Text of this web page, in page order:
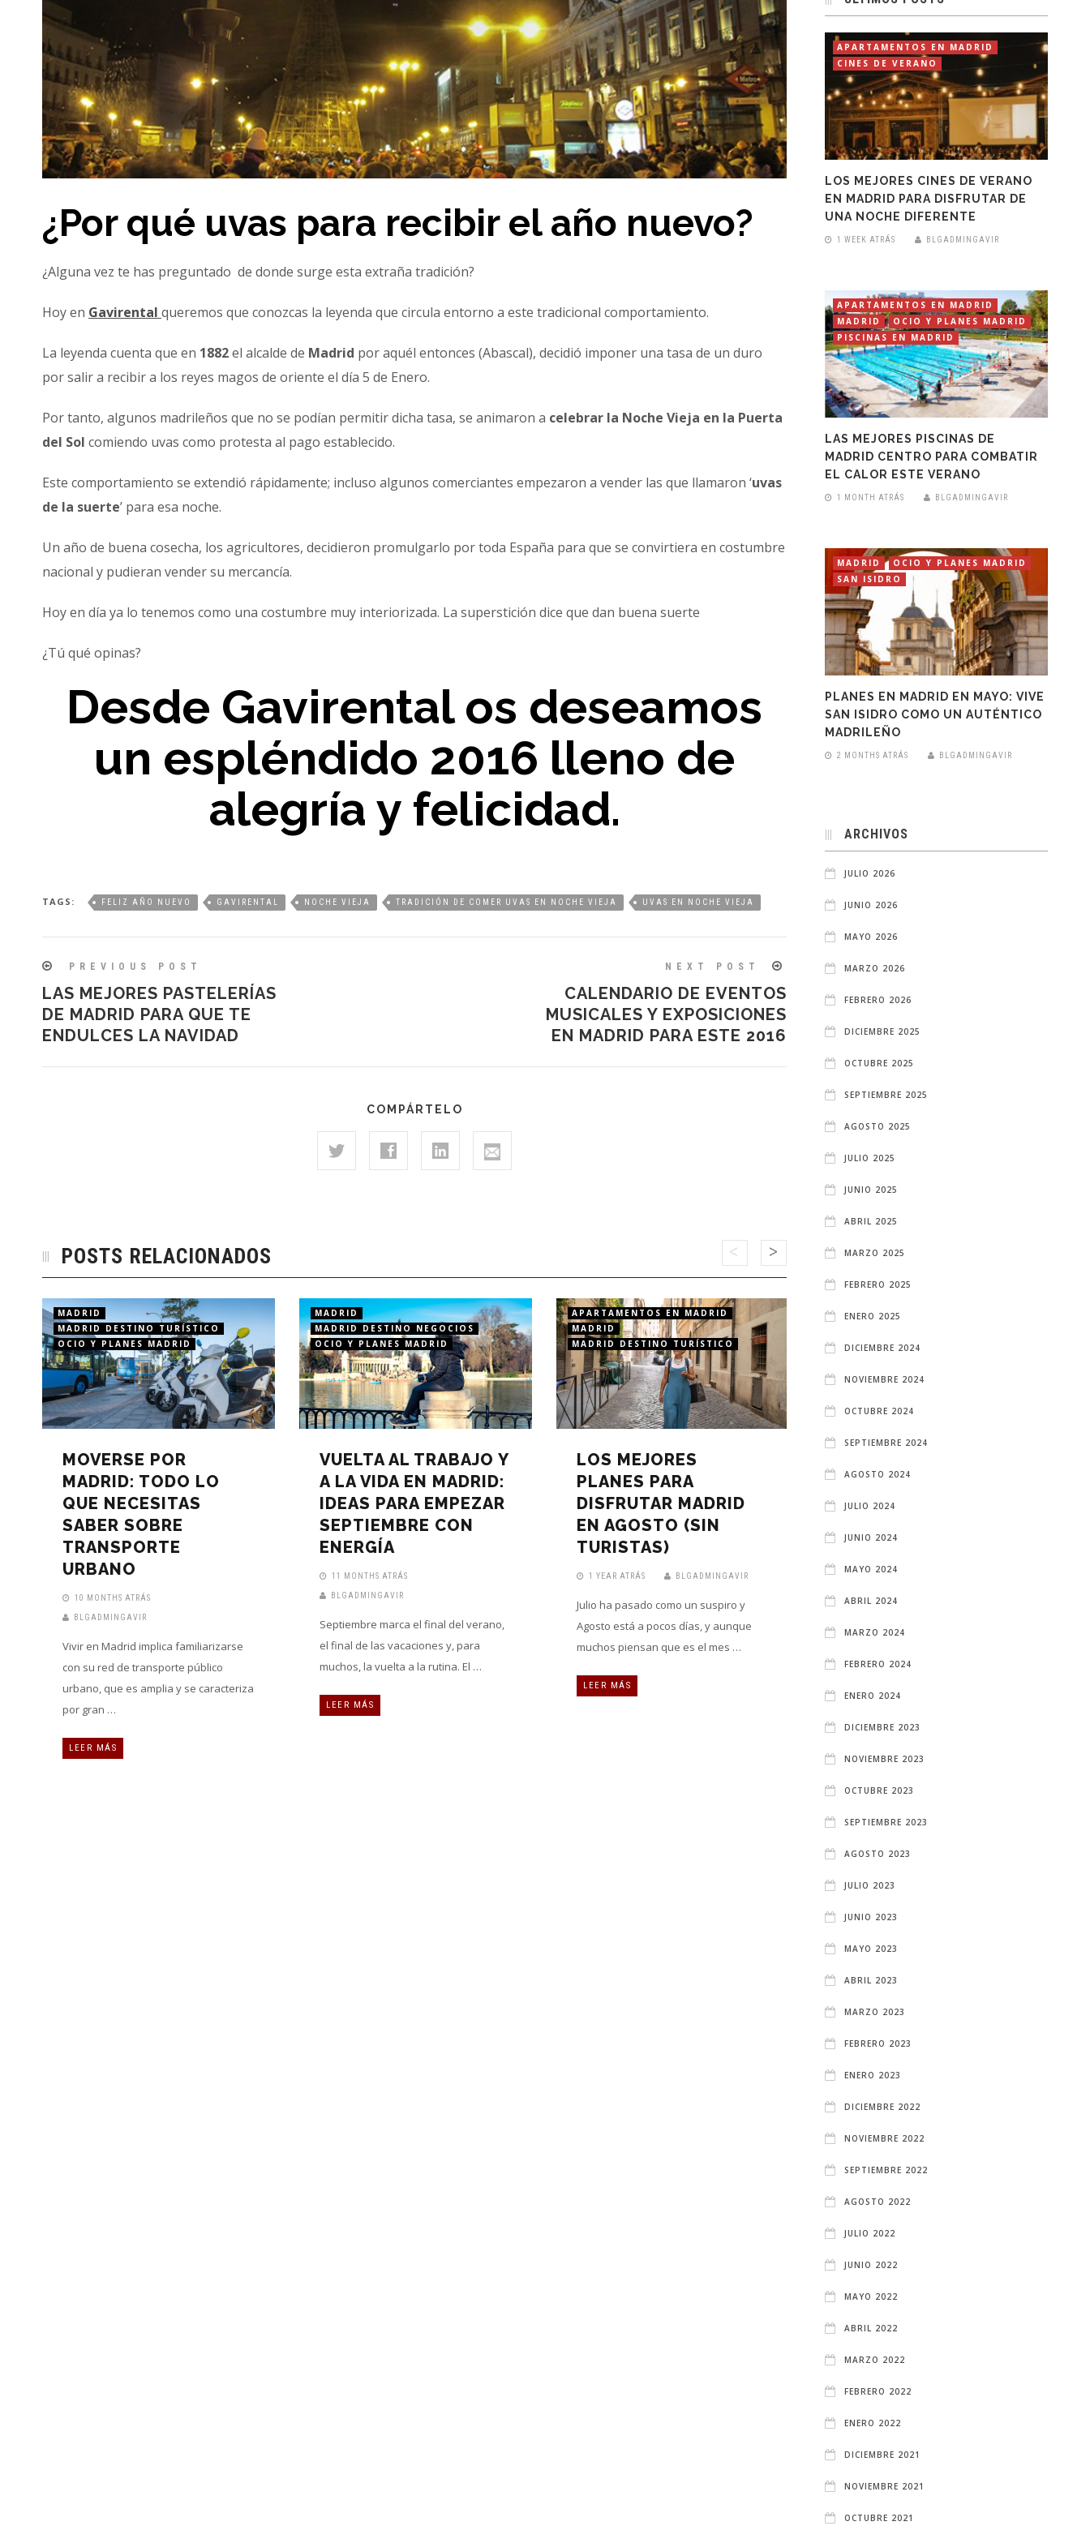
¿Por qué uvas para recibir el año nuevo?
¿Alguna vez te has preguntado de donde surge esta extraña tradición?
Hoy en Gavirental queremos que conozcas la leyenda que circula entorno a este tradicional comportamiento.
La leyenda cuenta que en 1882el alcalde de Madrid por aquél entonces (Abascal), decidió imponer una tasa de un duro
por salir a recibir a los reyes magos de oriente el día 5 de Enero.
Por tanto, algunos madrileños que no se podían permitir dicha tasa, se animaron a celebrar la Noche Vieja en la Puerta
del Sol comiendo uvas como protesta al pago establecido.
Este comportamiento se extendió rápidamente; incluso algunos comerciantes empezaron a vender las que llamaron ‘uvas
de la suerte’ para esa noche.
Un año de buena cosecha, los agricultores, decidieron promulgarlo por toda España para que se convirtiera en costumbre
nacional y pudieran vender su mercancía.
Hoy en día ya lo tenemos como una costumbre muy interiorizada. La superstición dice que dan buena suerte
¿Tú qué opinas?
Desde Gavirental os deseamos
un espléndido 2016 lleno de
alegría y felicidad.
TAGS: FELIZ AÑO NUEVO GAVIRENTAL NOCHE VIEJA TRADICIÓN DE COMER UVAS EN NOCHE VIEJA UVAS EN NOCHE VIEJA
PREVIOUS POST
LAS MEJORES PASTELERÍAS
DE MADRID PARA QUE TE
ENDULCES LA NAVIDAD
NEXT POST
CALENDARIO DE EVENTOS
MUSICALES Y EXPOSICIONES
EN MADRID PARA ESTE 2016
COMPÁRTELO
POSTS RELACIONADOS
MADRID
MADRID DESTINO TURÍSTICO
OCIO Y PLANES MADRID
MOVERSE POR
MADRID: TODO LO
QUE NECESITAS
SABER SOBRE
TRANSPORTE
URBANO
10 MONTHS ATRÁS
BLGADMINGAVIR
Vivir en Madrid implica familiarizarse
con su red de transporte público
urbano, que es amplia y se caracteriza
por gran …
LEER MÁS
MADRID
MADRID DESTINO NEGOCIOS
OCIO Y PLANES MADRID
VUELTA AL TRABAJO Y
A LA VIDA EN MADRID:
IDEAS PARA EMPEZAR
SEPTIEMBRE CON
ENERGÍA
11 MONTHS ATRÁS
BLGADMINGAVIR
Septiembre marca el final del verano,
el final de las vacaciones y, para
muchos, la vuelta a la rutina. El …
LEER MÁS
APARTAMENTOS EN MADRID
MADRID
MADRID DESTINO TURÍSTICO
LOS MEJORES
PLANES PARA
DISFRUTAR MADRID
EN AGOSTO (SIN
TURISTAS)
1 YEAR ATRÁS BLGADMINGAVIR
Julio ha pasado como un suspiro y
Agosto está a pocos días, y aunque
muchos piensan que es el mes …
LEER MÁS
APARTAMENTOS EN MADRID
EMBLEMÁTICOS QUE
VISITAR EN MADRID
DE MAYO
En una capital, como es Madrid,
puedes encontrar una variedad de
si te encuentras por …
APARTAMENTOS EN MADRID
CINES DE VERANO
LOS MEJORES CINES DE VERANO
EN MADRID PARA DISFRUTAR DE
UNA NOCHE DIFERENTE
1 WEEK ATRÁS BLGADMINGAVIR
APARTAMENTOS EN MADRID
MADRID
OCIO Y PLANES MADRID
PISCINAS EN MADRID
LAS MEJORES PISCINAS DE
MADRID CENTRO PARA COMBATIR
EL CALOR ESTE VERANO
1 MONTH ATRÁS BLGADMINGAVIR
MADRID
OCIO Y PLANES MADRID
SAN ISIDRO
PLANES EN MADRID EN MAYO: VIVE
SAN ISIDRO COMO UN AUTÉNTICO
MADRILEÑO
2 MONTHS ATRÁS BLGADMINGAVIR
ARCHIVOS
JULIO 2026
JUNIO 2026
MAYO 2026
MARZO 2026
FEBRERO 2026
DICIEMBRE 2025
OCTUBRE 2025
SEPTIEMBRE 2025
AGOSTO 2025
JULIO 2025
JUNIO 2025
ABRIL 2025
MARZO 2025
FEBRERO 2025
ENERO 2025
DICIEMBRE 2024
NOVIEMBRE 2024
OCTUBRE 2024
SEPTIEMBRE 2024
AGOSTO 2024
JULIO 2024
JUNIO 2024
MAYO 2024
ABRIL 2024
MARZO 2024
FEBRERO 2024
ENERO 2024
DICIEMBRE 2023
NOVIEMBRE 2023
OCTUBRE 2023
SEPTIEMBRE 2023
AGOSTO 2023
JULIO 2023
JUNIO 2023
MAYO 2023
ABRIL 2023
MARZO 2023
FEBRERO 2023
ENERO 2023
DICIEMBRE 2022
NOVIEMBRE 2022
SEPTIEMBRE 2022
AGOSTO 2022
JULIO 2022
JUNIO 2022
MAYO 2022
ABRIL 2022
MARZO 2022
FEBRERO 2022
ENERO 2022
DICIEMBRE 2021
NOVIEMBRE 2021
OCTUBRE 2021